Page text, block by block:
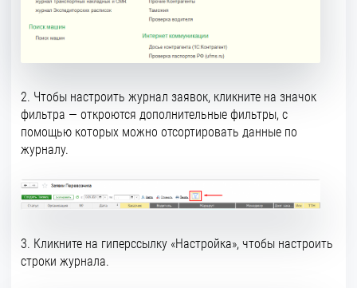
2. Чтобы настроить журнал заявок, кликните на значок
фильтра — откроются дополнительные фильтры, с
помощью которых можно отсортировать данные по
журналу.
3. Кликните на гиперссылку «Настройка», чтобы настроить
строки журнала.